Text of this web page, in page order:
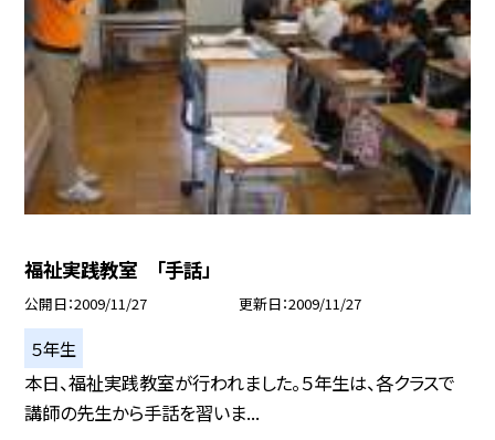
福祉実践教室 「手話」
公開日 2009/11/27 更新日 2009/11/27
５年生
本日、福祉実践教室が行われました。５年生は、各クラスで
講師の先生から手話を習いま...